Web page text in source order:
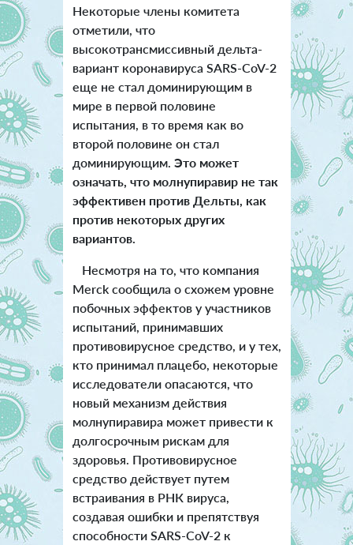
Некоторые члены комитета
отметили, что
высокотрансмиссивный дельта-
вариант коронавируса SARS-CoV-2
еще не стал доминирующим в
мире в первой половине
испытания, в то время как во
второй половине он стал
доминирующим. Это может
означать, что молнупиравир не так
эффективен против Дельты, как
против некоторых других
вариантов.
Несмотря на то, что компания
Merck сообщила о схожем уровне
побочных эффектов у участников
испытаний, принимавших
противовирусное средство, и у тех,
кто принимал плацебо, некоторые
исследователи опасаются, что
новый механизм действия
молнупиравира может привести к
долгосрочным рискам для
здоровья. Противовирусное
средство действует путем
встраивания в РНК вируса,
создавая ошибки и препятствуя
способности SARS-CoV-2 к